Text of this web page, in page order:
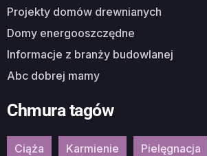
Projekty domów drewnianych
Domy energooszczędne
Informacje z branży budowlanej
Abc dobrej mamy
Chmura tagów
Ciąża Karmienie Pielęgnacja